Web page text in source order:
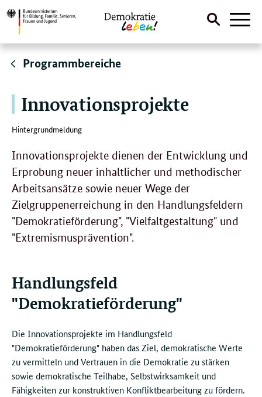
Direktlink:
Suche
Programmbereiche
Innovationsprojekte
Hintergrundmeldung
Innovationsprojekte dienen der Entwicklung und
Erprobung neuer inhaltlicher und methodischer
Arbeitsansätze sowie neuer Wege der
Zielgruppenerreichung in den Handlungsfeldern
"Demokratieförderung", "Vielfaltgestaltung" und
"Extremismusprävention".
Handlungsfeld
"Demokratieförderung"
Die Innovationsprojekte im Handlungsfeld
"Demokratieförderung" haben das Ziel, demokratische Werte
zu vermitteln und Vertrauen in die Demokratie zu stärken
sowie demokratische Teilhabe, Selbstwirksamkeit und
Fähigkeiten zur konstruktiven Konfliktbearbeitung zu fördern.